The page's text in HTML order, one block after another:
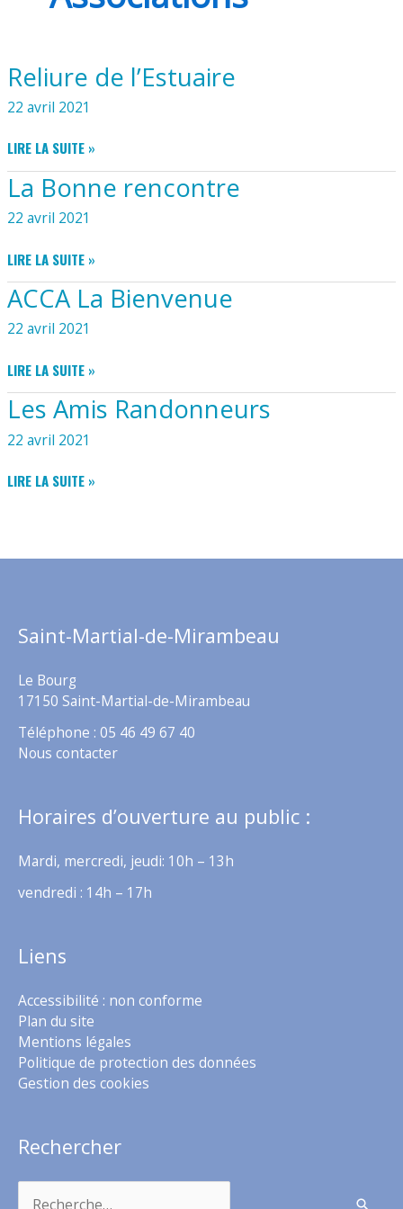
Reliure de l’Estuaire
22 avril 2021
RELIURE
DE
L’ESTUAIRE
LIRE LA SUITE »
La Bonne rencontre
22 avril 2021
LA
BONNE
RENCONTRE
LIRE LA SUITE »
ACCA La Bienvenue
22 avril 2021
ACCA
LA
BIENVENUE
LIRE LA SUITE »
Les Amis Randonneurs
22 avril 2021
LES
LIRE LA SUITE »
Saint-Martial-de-Mirambeau
Le Bourg
17150 Saint-Martial-de-Mirambeau
Téléphone : 05 46 49 67 40
Nous contacter
Horaires d’ouverture au public :
Mardi, mercredi, jeudi: 10h – 13h
vendredi : 14h – 17h
Liens
Accessibilité : non conforme
Plan du site
Mentions légales
Politique de protection des données
Gestion des cookies
Rechercher